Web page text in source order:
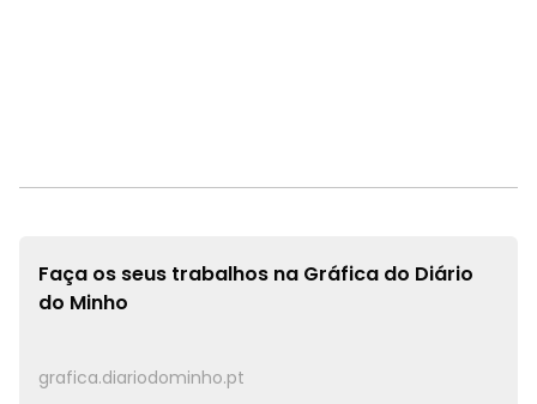
Faça os seus trabalhos na Gráfica do Diário
do Minho
grafica.diariodominho.pt